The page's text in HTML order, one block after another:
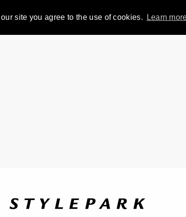
site you agree to the use of cookies. Learn